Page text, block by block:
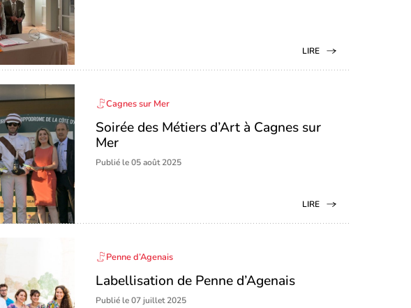
LIRE
Cagnes sur Mer
Soirée des Métiers d’Art à Cagnes sur
Mer
Publié le 05 août 2025
LIRE
Penne d’Agenais
Labellisation de Penne d’Agenais
Publié le 07 juillet 2025